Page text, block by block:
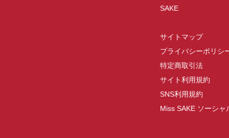
SAKE
サイトマップ
プライバシーポリシ
特定商取引法
サイト利用規約
SNS利用規約
Miss SAKE ソーシ